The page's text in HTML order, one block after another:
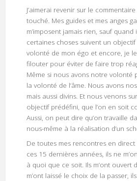
J’aimerai revenir sur le
touché. Mes guides et mes anges
m’imposent jamais rien, sauf quand
certaines choses suivent un
volonté de mon égo et encore, je
filouter pour éviter de faire trop
Même si nous avons notre volonté
la volonté de l’âme. Nous avons
mais aussi divins. Et nous venons
objectif prédéfini, que l’on en soit
Aussi, on peut dire qu’on travaille
nous-même à la réalisation d’un
De toutes mes rencontres en direct
ces 15 dernières années, ils ne
à quoi que ce soit. Ils m’ont ouvert
m’ont laissé le choix de la passer,